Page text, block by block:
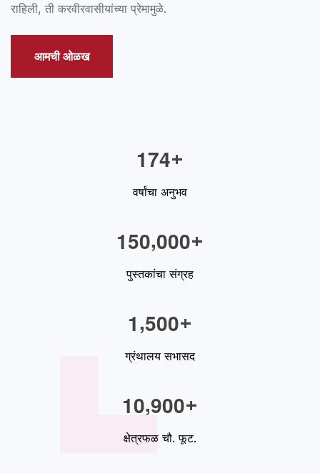
राहिली, ती करवीरवासीयांच्या प्रेमामुळे.
आमची ओळख
174+
वर्षांचा अनुभव
150,000+
पुस्तकांचा संग्रह
1,500+
ग्रंथालय सभासद
10,900+
क्षेत्रफळ चौ. फूट.